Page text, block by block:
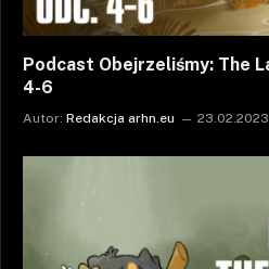
Podcast Obejrzeliśmy: The
4-6
Autor: Redakcja arhn.eu 23.02.2023